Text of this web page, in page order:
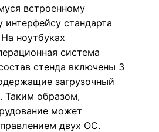
встроенному
интерфейсу стандарта
ноутбуках
система
стенда включены 3
загрузочный
Таким образом,
может
двух ОС.